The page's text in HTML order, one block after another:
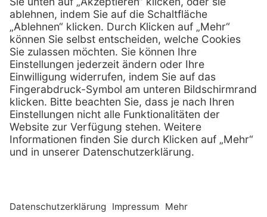
Services
Fernwartung
Vorteile
Eigenmarke
Leasing
Techn. Service
Kataloge
Hilfe
FAQs
Kontakt
Lob & Kritik
Außendienst
Retoure
E-Rechnung
Zertifikat Rechtliches